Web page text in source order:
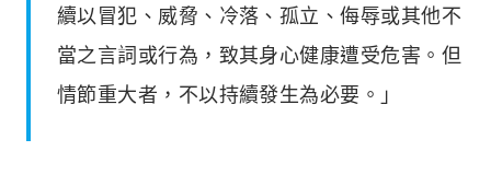
續以冒犯、威脅、冷落、孤立、侮辱或其他不
當之言詞或行為，致其身心健康遭受危害。但
情節重大者，不以持續發生為必要。」